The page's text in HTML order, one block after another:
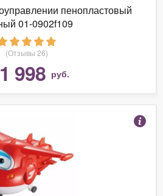
пенопластовый
01-0902f109
(Отзывы 26)
1 998 руб.